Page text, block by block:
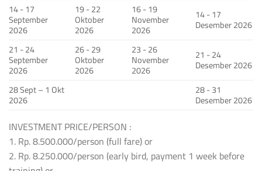
14 - 17
September
2026
19 - 22
Oktober
2026
16 - 19
November
2026
14 - 17
Desember 2026
21 - 24
September
2026
26 - 29
Oktober
2026
23 - 26
November
2026
21 - 24
Desember 2026
28 Sept – 1 Okt
2026
28 - 31
Desember 2026
INVESTMENT PRICE/PERSON :
1. Rp. 8.500.000/person (full fare) or
2. Rp. 8.250.000/person (early bird, payment 1 week before